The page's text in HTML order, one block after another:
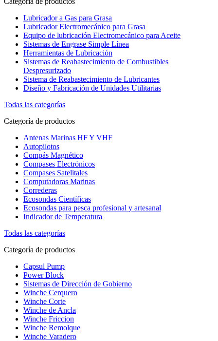
Lubricador a Gas para Grasa
Lubricador Electromecánico para Grasa
Equipo de lubricación Electromecánico para Aceite
Sistemas de Engrase Simple Línea
Herramientas de Lubricación
Sistemas de Reabastecimiento de Combustibles
Despresurizado
Sistema de Reabastecimiento de Lubricantes
Diseño y Fabricación de Unidades Utilitarias
Todas las categorías
Categoría de productos
Antenas Marinas HF Y VHF
Autopilotos
Compás Magnético
Compases Electrónicos
Compases Satelitales
Computadoras Marinas
Correderas
Ecosondas Científicas
Ecosondas para pesca profesional y artesanal
Indicador de Temperatura
Todas las categorías
Categoría de productos
Capsul Pump
Power Block
Sistemas de Dirección de Gobierno
Winche Cerquero
Winche Corte
Winche de Ancla
Winche Friccion
Winche Remolque
Winche Varadero